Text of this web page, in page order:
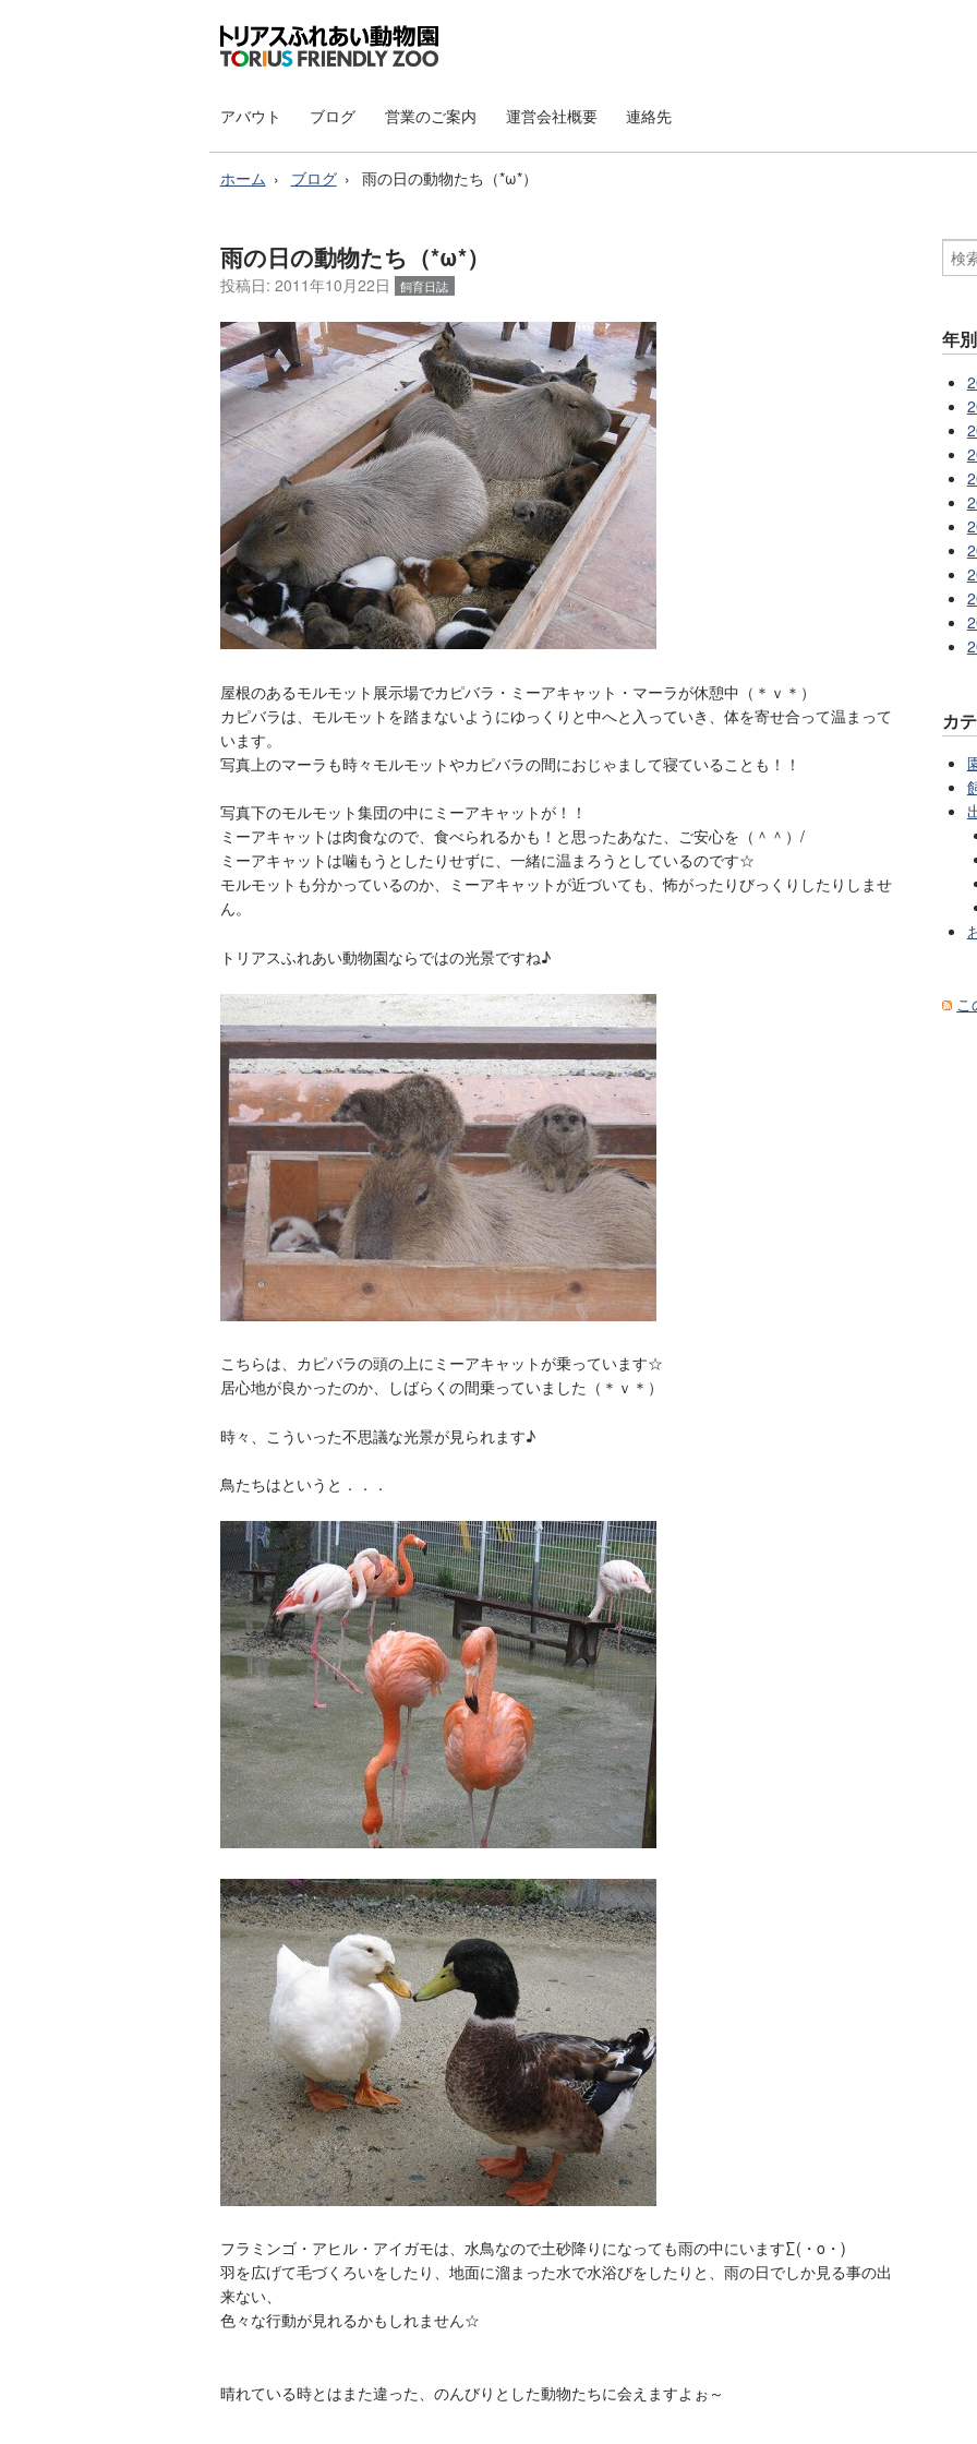
アバウト ブログ 営業のご案内 運営会社概要 連絡先
ホーム ブログ 雨の日の動物たち（*ω*）
雨の日の動物たち（*ω*）
投稿日: 2011年10月22日 飼育日誌
屋根のあるモルモット展示場でカピバラ・ミーアキャット・マーラが休憩中（＊ｖ＊）
カピバラは、モルモットを踏まないようにゆっくりと中へと入っていき、体を寄せ合って温まって
います。
写真上のマーラも時々モルモットやカピバラの間におじゃまして寝ていることも！！
写真下のモルモット集団の中にミーアキャットが！！
ミーアキャットは肉食なので、食べられるかも！と思ったあなた、ご安心を（＾＾）/
ミーアキャットは噛もうとしたりせずに、一緒に温まろうとしているのです☆
モルモットも分かっているのか、ミーアキャットが近づいても、怖がったりびっくりしたりしませ
ん。
トリアスふれあい動物園ならではの光景ですね♪
こちらは、カピバラの頭の上にミーアキャットが乗っています☆
居心地が良かったのか、しばらくの間乗っていました（＊ｖ＊）
時々、こういった不思議な光景が見られます♪
鳥たちはというと．．．
フラミンゴ・アヒル・アイガモは、水鳥なので土砂降りになっても雨の中にいます∑(・o・)
羽を広げて毛づくろいをしたり、地面に溜まった水で水浴びをしたりと、雨の日でしか見る事の出
来ない、
色々な行動が見れるかもしれません☆
晴れている時とはまた違った、のんびりとした動物たちに会えますよぉ～
年
カ
こ